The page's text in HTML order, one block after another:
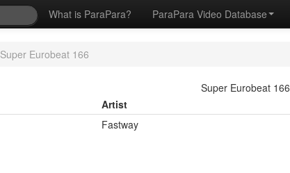
What is ParaPara? ParaPara Video Database
Super Eurobeat 166
Super Eurobeat 166
Artist
Fastway